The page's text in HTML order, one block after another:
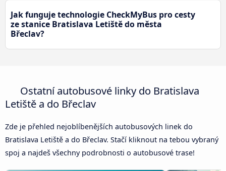
Jak funguje technologie CheckMyBus pro cesty
ze stanice Bratislava Letiště do města
Břeclav?
Ostatní autobusové linky do Bratislava
Letiště a do Břeclav
Zde je přehled nejoblíbenějších autobusových linek do
Bratislava Letiště a do Břeclav. Stačí kliknout na tebou vybraný
spoj a najdeš všechny podrobnosti o autobusové trase!